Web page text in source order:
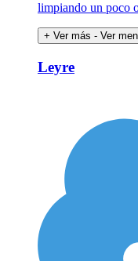
limpiando un poco
+ Ver más - Ver
Leyre